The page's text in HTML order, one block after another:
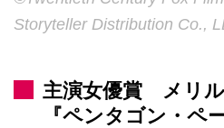
Storyteller Distribution Co.,
主演女優賞 メリ
『ペンタゴン・ペ